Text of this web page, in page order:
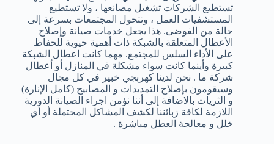
تستطيع الشركات تشغيل مصانعها ، ولا تستطيع
المستشفيات العمل ، وتتحول المجتمعات بسرعة إلى
حالة من الفوضى. هذا يجعل خدمات صيانة وإصلاح
الأعطال المتعلقة بالشبكة ذات أهمية حيوية للحفاظ
على الأداء السلس للمجتمع. مهما كانت اعطال الشبكة
كبيرة وأينما كانت سواء مشكلة في المنازل أو أعطال
شركة ما . نحن لدينا كهربجي خبير في كل مجال
وسيقومون بإصلاح التمديدات و المصابيح (كامل الإنارة)
و الثريات بالاضافة إلى أننا نؤمن اجراء الصيانة الدورية
اللازمة لكافة زبائننا لكشف المشاكل المحتملة أو أي
خلل و معالجة العطل مباشرة .